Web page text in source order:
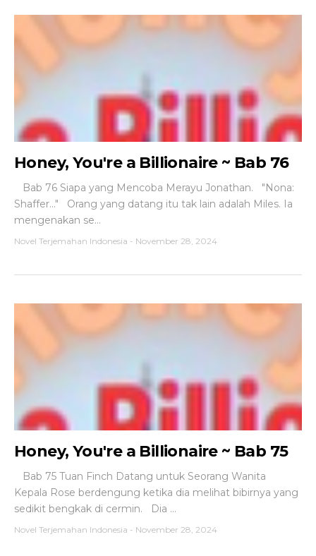
Honey, You're a Billionaire ~ Bab 76
Bab 76 Siapa yang Mencoba Merayu Jonathan. "Nona:
Shaffer..." Orang yang datang itu tak lain adalah Miles. Ia
mengenakan se...
Novel Terjemahan Indonesia - November 28, 2024
Honey, You're a Billionaire ~ Bab 75
Bab 75 Tuan Finch Datang untuk Seorang Wanita
Kepala Rose berdengung ketika dia melihat bibirnya yang
sedikit bengkak di cermin. Dia ...
Novel Terjemahan Indonesia - November 28, 2024